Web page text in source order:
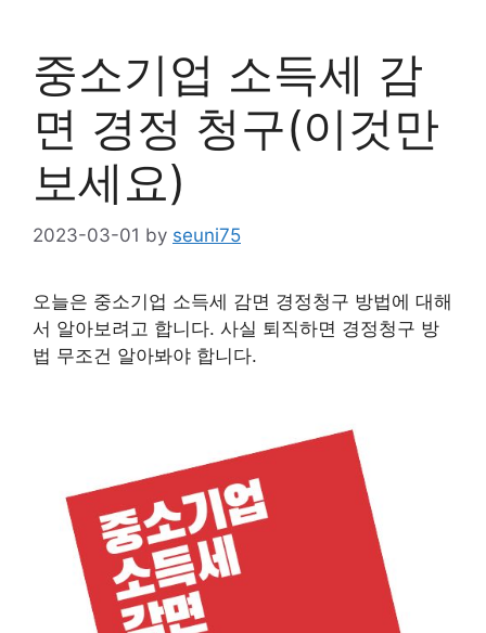
중소기업 소득세 감
면 경정 청구(이것만
보세요)
2023-03-01 by seuni75
오늘은 중소기업 소득세 감면 경정청구 방법에 대해
서 알아보려고 합니다. 사실 퇴직하면 경정청구 방
법 무조건 알아봐야 합니다.